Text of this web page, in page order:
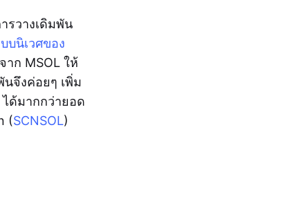
รวางเดิมพัน
บนิเวศของ
าก MSOL ให้
นจึงค่อยๆ เพิ่ม
ด้มากกว่ายอด
(SCNSOL)